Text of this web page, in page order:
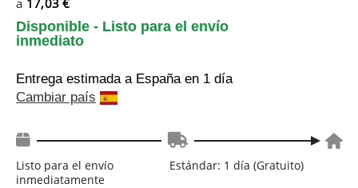
Disponible - Listo para el envío
inmediato
Entrega estimada a España en 1 día
Cambiar país
Listo para el envío
inmediatamente
Estándar: 1 día (Gratuito)